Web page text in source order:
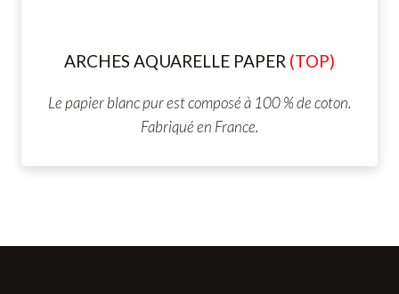
ARCHES AQUARELLE PAPER (TOP)
Le papier blanc pur est composé à 100 % de coton.
Fabriqué en France.